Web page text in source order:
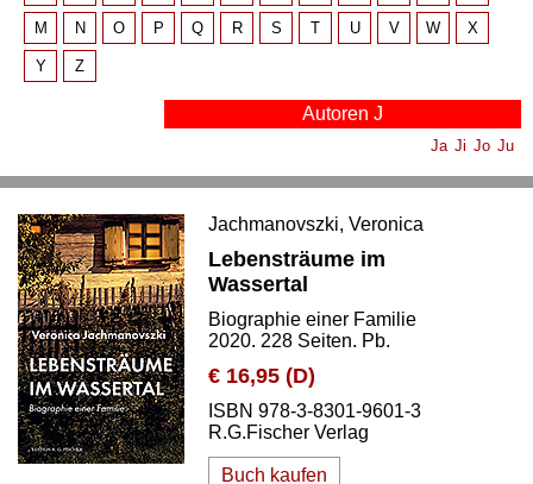
M N O P Q R S T U V W X
Y Z
Autoren J
Ja Ji Jo Ju
Jachmanovszki, Veronica
Lebensträume im
Wassertal
Biographie einer Familie
2020. 228 Seiten. Pb.
€ 16,95 (D)
ISBN 978-3-8301-9601-3
R.G.Fischer Verlag
Buch kaufen